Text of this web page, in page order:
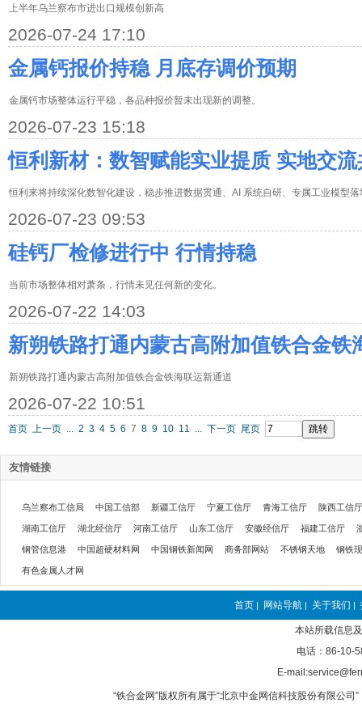
上半年乌兰察布市进出口规模创新高
2026-07-24 17:10
金属钙报价持稳 月底存调价预期
金属钙市场整体运行平稳，各品种报价暂未出现新的调整。
2026-07-23 15:18
恒利新材：数智赋能实业提质 实地交
恒利来将持续深化数智化建设，稳步推进数据贯通、AI 系统自研、专属工业模型
2026-07-23 09:53
硅钙厂检修进行中 行情持稳
当前市场整体相对萧条，行情未见任何新的变化。
2026-07-22 14:03
新朔铁路打通内蒙古高附加值铁合金铁
新朔铁路打通内蒙古高附加值铁合金铁海联运新通道
2026-07-22 10:51
首页 上一页 ... 2 3 4 5 6 7 8 9 10 11 ... 下一页 尾页
友情链接
乌兰察布工信局 中国工信部 新疆工信厅 宁夏工信厅 青海工信厅 陕西工信厅
湖南工信厅 湖北经信厅 河南工信厅 山东工信厅 安徽经信厅 福建工信厅
钢管信息港 中国超硬材料网 中国钢铁新闻网 商务部网站 不锈钢天地 钢铁
有色金属人才网
首页 | 网站导航 | 关于我们 |
本站所载信息
电话：86-10-
E-
“铁合金网”版权所有属于“北京中金网信科技股份有限公司